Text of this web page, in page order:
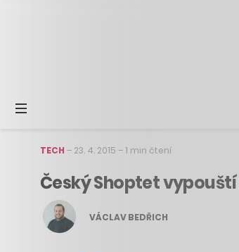
TECH – 23. 4. 2015 –1 min čtení
Český Shoptet
VÁCLAV BEDŘICH